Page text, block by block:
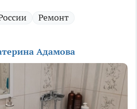
Ремонт
Адамова